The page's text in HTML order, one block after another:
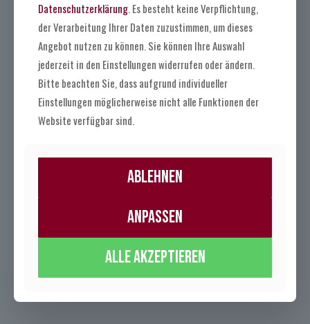
Datenschutzerklärung. Es besteht keine Verpflichtung,
der Verarbeitung Ihrer Daten zuzustimmen, um dieses
Angebot nutzen zu können. Sie können Ihre Auswahl
jederzeit in den Einstellungen widerrufen oder ändern.
Bitte beachten Sie, dass aufgrund individueller
Einstellungen möglicherweise nicht alle Funktionen der
Website verfügbar sind.
Ablehnen
Anpassen
Alle akzeptieren